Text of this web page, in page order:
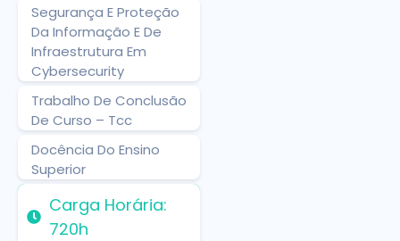
Segurança E Proteção
Da Informação E De
Infraestrutura Em
Cybersecurity
Trabalho De Conclusão
De Curso – Tcc
Docência Do Ensino
Superior
Carga Horária:
720h